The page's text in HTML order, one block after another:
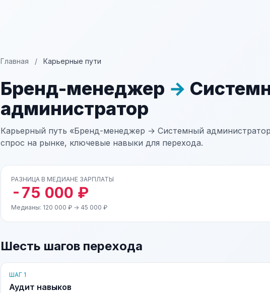
Главная / Карьерные пути
Бренд-менеджер →
администратор
Карьерный путь «Бренд-менеджер → Системный
спрос на рынке, ключевые навыки для перехода.
РАЗНИЦА В МЕДИАНЕ ЗАРПЛАТЫ
-75 000 ₽
Медианы: 120 000 ₽ → 45 000 ₽
Шесть шагов перехода
ШАГ 1
Аудит навыков